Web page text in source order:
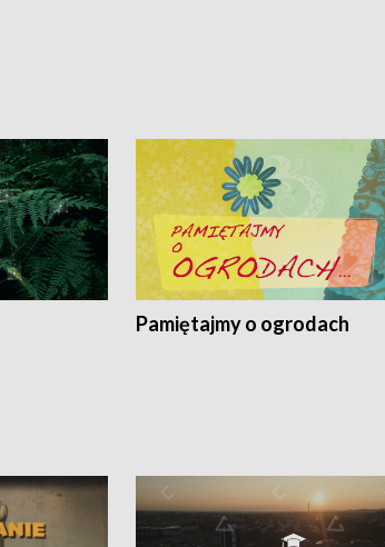
Pamiętajmy o ogrodach